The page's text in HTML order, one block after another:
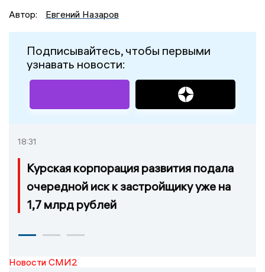
Автор:
Евгений Назаров
Подписывайтесь, чтобы первыми
узнавать новости:
18:31
Курская корпорация развития подала
очередной иск к застройщику уже на
1,7 млрд рублей
Новости СМИ2